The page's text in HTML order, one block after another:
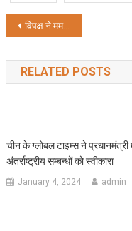
Post
navigation
विपक्ष ने ममता सरकार पर लगाया दोहरा मानदंड अपनाने का आरोप
RELATED POSTS
चीन के ग्लोबल टाइम्स ने
अंतर्राष्ट्रीय सम्बन्धों को स्वीकारा
January 4, 2024 admin